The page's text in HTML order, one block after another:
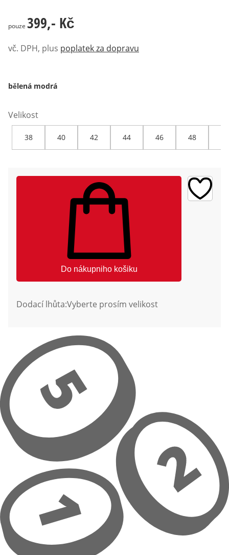
399,- Kč
pouze 399,- Kč
vč. DPH, plus poplatek za dopravu
bělená modrá
Velikost
38 40 42 44 46 48
Do nákupniho košiku
Dodací lhůta:Vyberte prosím velikost